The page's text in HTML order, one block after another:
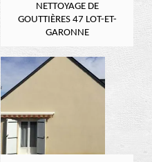
NETTOYAGE DE
GOUTTIÈRES 47 LOT-ET-
GARONNE